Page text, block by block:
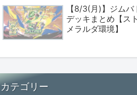
【8/3(月)】ジムバ
デッキまとめ【ス
メラルダ環境】
カテゴリー